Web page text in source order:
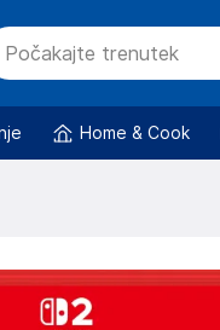
Home & Cook